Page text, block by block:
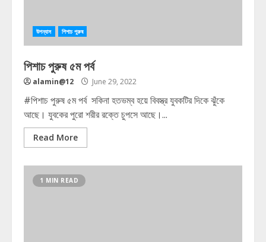
উপন্যাস পিশাচ পুরুষ
পিশাচ পুরুষ ৫ম পর্ব
alamin@12 June 29, 2022
#পিশাচ পুরুষ ৫ম পর্ব সকিনা হতভম্ব হয়ে বিবস্ত্র যুবকটির দিকে ঝুঁকে
আছে। যুবকের পুরো শরীর রক্তে চুপসে আছে।...
Read More
1 MIN READ